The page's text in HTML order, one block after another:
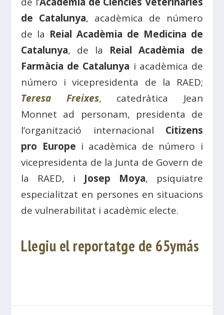
de Catalunya, acadèmica de número
de la Reial Acadèmia de Medicina de
Catalunya, de la Reial Acadèmia de
Farmàcia de Catalunya i acadèmica de
número i vicepresidenta de la RAED;
Teresa Freixes, catedràtica Jean
Monnet ad personam, presidenta de
l’organització internacional Citizens
pro Europe i acadèmica de número i
vicepresidenta de la Junta de Govern de
la RAED, i Josep Moya, psiquiatre
especialitzat en persones en situacions
de vulnerabilitat i acadèmic electe.
Llegiu el reportatge de 65ymás